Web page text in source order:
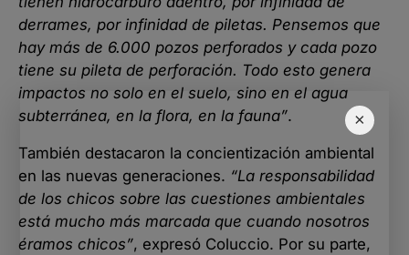
×
derrames, por infinidad de piletas. Pensemos que
hay más de 6.000 pozos perforados y cada pozo
tiene su pileta de perforación. Todo esto genera
impactos no solo en el suelo, sino en el agua
subterránea, en la flora, en la fauna”.
También destacaron la concientización ambiental
en las nuevas generaciones. “La responsabilidad
de los chicos sobre las cuestiones ambientales
está mucho más marcada que cuando nosotros
éramos chicos”, expresó Coluccio. Por su parte,